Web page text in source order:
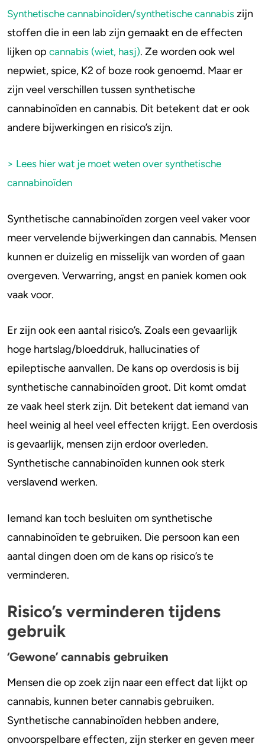
2C-B
Ketamine
Ayahuasca
LSD
Heroïne
Crack
Trends & Cijfers
Check je gebruik
Stel een vraag
Niet gebruiken als iemand gevoelig is voor
psychoses
(een tripsitter)
De kater verminderen
Genoeg water drinken
Rusten en slapen
Geen synthetische cannabinoïden nemen bij
Veelgestelde vragen
Zijn synthetische cannabinoïden
verslavend?
Wat kan ik doen tegen de risico’s op lange
termijn?
Hoe herken je synthetische wiet (spice/nep
wiet/vervuilde wiet)?
Synthetische cannabinoïden/synthetische cannabis zijn
stoffen die in een lab zijn gemaakt en de effecten
lijken op cannabis (wiet, hasj). Ze worden ook wel
nepwiet, spice, K2 of boze rook genoemd. Maar er
zijn veel verschillen tussen synthetische
cannabinoïden en cannabis. Dit betekent dat er ook
andere bijwerkingen en risico’s zijn.
> Lees hier wat je moet weten over synthetische
cannabinoïden
Synthetische cannabinoïden zorgen veel vaker voor
meer vervelende bijwerkingen dan cannabis. Mensen
kunnen er duizelig en misselijk van worden of gaan
overgeven. Verwarring, angst en paniek komen ook
vaak voor.
Er zijn ook een aantal risico’s. Zoals een gevaarlijk
hoge hartslag/bloeddruk, hallucinaties of
epileptische aanvallen. De kans op overdosis is bij
synthetische cannabinoïden groot. Dit komt omdat
ze vaak heel sterk zijn. Dit betekent dat iemand van
heel weinig al heel veel effecten krijgt. Een overdosis
is gevaarlijk, mensen zijn erdoor overleden.
Synthetische cannabinoïden kunnen ook sterk
verslavend werken.
Iemand kan toch besluiten om synthetische
cannabinoïden te gebruiken. Die persoon kan een
aantal dingen doen om de kans op risico’s te
verminderen.
Risico’s verminderen tijdens
gebruik
‘Gewone’ cannabis gebruiken
Mensen die op zoek zijn naar een effect dat lijkt op
cannabis, kunnen beter cannabis gebruiken.
Synthetische cannabinoïden hebben andere,
onvoorspelbare effecten, zijn sterker en geven meer